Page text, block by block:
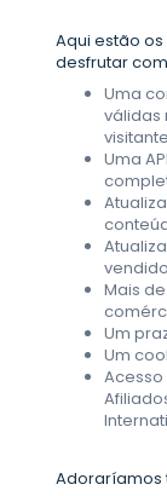
Aqui estão
desfrutar
Uma
válidas
Uma
Mais
Um
Um
Adoraríamos